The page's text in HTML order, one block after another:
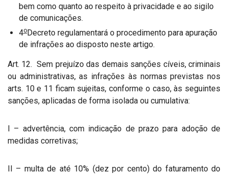
bem como quanto ao respeito à privacidade e ao sigilo
de comunicações.
4oDecreto regulamentará o procedimento para apuração
de infrações ao disposto neste artigo.
Art. 12. Sem prejuízo das demais sanções cíveis, criminais
ou administrativas, as infrações às normas previstas nos
arts. 10 e 11 ficam sujeitas, conforme o caso, às seguintes
sanções, aplicadas de forma isolada ou cumulativa:
I – advertência, com indicação de prazo para adoção de
medidas corretivas;
II – multa de até 10% (dez por cento) do faturamento do